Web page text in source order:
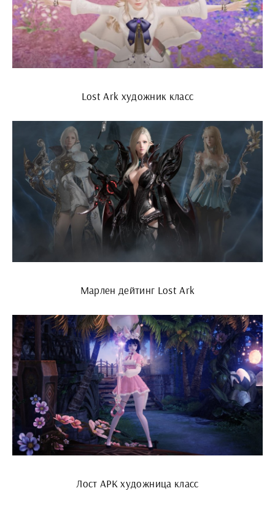
Lost Ark художник класс
Марлен дейтинг Lost Ark
Лост АРК художница класс